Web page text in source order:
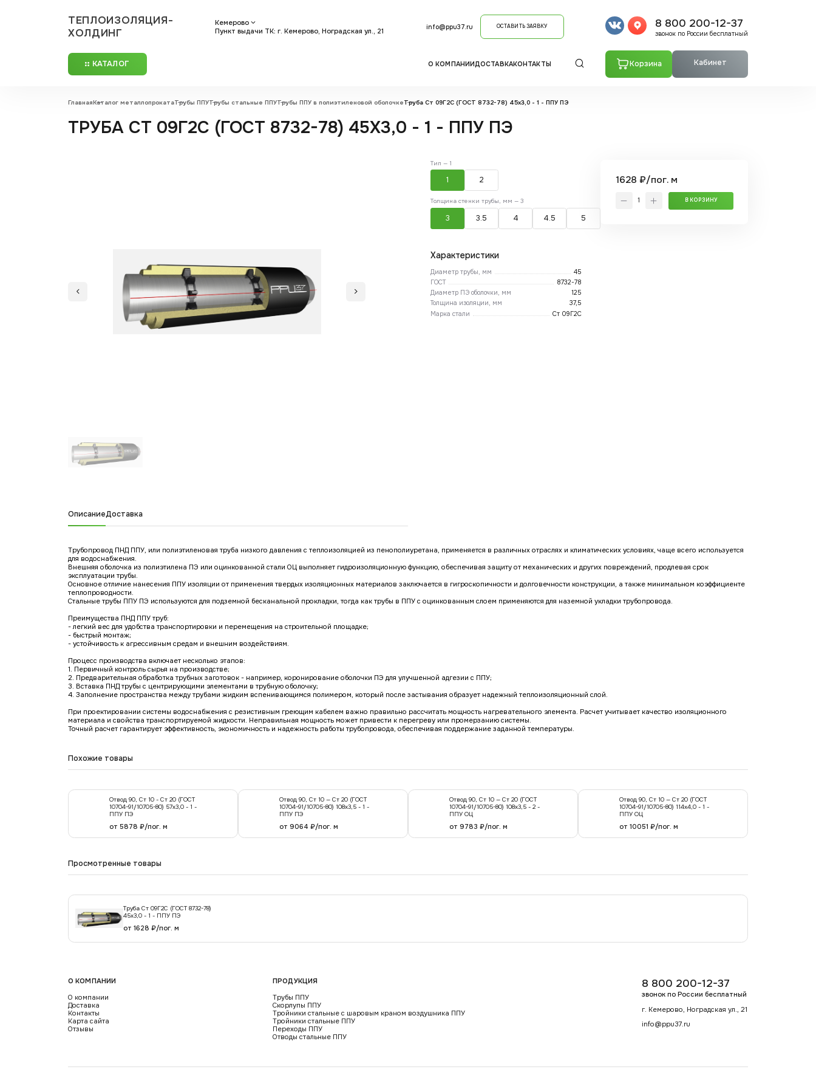
ТЕПЛОИЗОЛЯЦИЯ-
ХОЛДИНГ
Кемерово
Пункт выдачи ТК: г. Кемерово, Ноградская ул., 21
info@ppu37.ru ОСТАВИТЬ ЗАЯВКУ 8 800 200-12-37
звонок по России бесплатный
КАТАЛОГ О КОМПАНИИДОСТАВКАКОНТАКТЫ Корзина Кабинет
ГлавнаяКаталог металлопрокатаТрубы ППУТрубы стальные ППУТрубы ППУ в полиэтиленовой оболочкеТруба Ст 09Г2С (ГОСТ 8732-78) 45х3,0 - 1 - ППУ ПЭ
ТРУБА СТ 09Г2С (ГОСТ 8732-78) 45Х3,0 - 1 - ППУ ПЭ
Тип — 1
1 2
Толщина стенки трубы, мм —3
3 3.5 4 4.5 5
Характеристики
Диаметр трубы, мм
45
ГОСТ
8732-78
Диаметр ПЭ оболочки, мм
125
Толщина изоляции, мм
37,5
Марка стали
Ст 09Г2С
1628 ₽/пог. м
В КОРЗИНУ
ОписаниеДоставка
Трубопровод ПНД ППУ, или полиэтиленовая труба низкого давления с теплоизоляцией из пенополиуретана, применяется в различных отраслях и климатических условиях, чаще всего используется
для водоснабжения.
Внешняя оболочка из полиэтилена ПЭ или оцинкованной стали ОЦ выполняет гидроизоляционную функцию, обеспечивая защиту от механических и других повреждений, продлевая срок
эксплуатации трубы.
Основное отличие нанесения ППУ изоляции от применения твердых изоляционных материалов заключается в гигроскопичности и долговечности конструкции, а также минимальном коэффициенте
теплопроводности.
Стальные трубы ППУ ПЭ используются для подземной бесканальной прокладки, тогда как трубы в ППУ с оцинкованным слоем применяются для наземной укладки трубопровода.
Преимущества ПНД ППУ труб:
- легкий вес для удобства транспортировки и перемещения на строительной площадке;
- быстрый монтаж;
- устойчивость к агрессивным средам и внешним воздействиям.
Процесс производства включает несколько этапов:
1. Первичный контроль сырья на производстве;
2. Предварительная обработка трубных заготовок - например, коронирование оболочки ПЭ для улучшенной адгезии с ППУ;
3. Вставка ПНД трубы с центрирующими элементами в трубную оболочку;
4. Заполнение пространства между трубами жидким вспенивающимся полимером, который после застывания образует надежный теплоизоляционный слой.
При проектировании системы водоснабжения с резистивным греющим кабелем важно правильно рассчитать мощность нагревательного элемента. Расчет учитывает качество изоляционного
материала и свойства транспортируемой жидкости. Неправильная мощность может привести к перегреву или промерзанию системы.
Точный расчет гарантирует эффективность, экономичность и надежность работы трубопровода, обеспечивая поддержание заданной температуры.
Похожие товары
Отвод 90, Ст 10 - Ст 20 (ГОСТ
10704-91/10705-80) 57х3,0 - 1 -
ППУ ПЭ
от 5878 ₽/пог. м
Отвод 90, Ст 10 — Ст 20 (ГОСТ
10704-91/10705-80) 108x3,5 - 1 -
ППУ ПЭ
от 9064 ₽/пог. м
Отвод 90, Ст 10 — Ст 20 (ГОСТ
10704-91/10705-80) 108x3,5 - 2 -
ППУ ОЦ
от 9783 ₽/пог. м
Отвод 90, Ст 10 — Ст 20 (ГОСТ
10704-91/10705-80) 114x4,0 - 1 -
ППУ ОЦ
от 10051 ₽/пог. м
Просмотренные товары
Труба Ст 09Г2С (ГОСТ 8732-78)
45х3,0 - 1 - ППУ ПЭ
от 1628 ₽/пог. м
О КОМПАНИИ
О компании
Доставка
Контакты
Карта сайта
Отзывы
ПРОДУКЦИЯ
Трубы ППУ
Скорлупы ППУ
Тройники стальные с шаровым краном воздушника ППУ
Тройники стальные ППУ
Переходы ППУ
Отводы стальные ППУ
8 800 200-12-37
звонок по России бесплатный
г. Кемерово, Ноградская ул., 21
info@ppu37.ru